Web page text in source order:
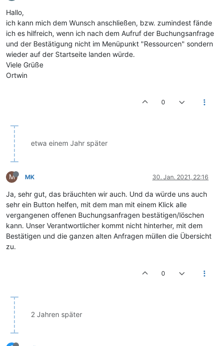
Hallo,
ich kann mich dem Wunsch anschließen, bzw. zumindest fände
ich es hilfreich, wenn ich nach dem Aufruf der Buchungsanfrage
und der Bestätigung nicht im Menüpunkt "Ressourcen" sondern
wieder auf der Startseite landen würde.
Viele Grüße
Ortwin
0
etwa einem Jahr später
M MK 30. Jan. 2021, 22:16
Ja, sehr gut, das bräuchten wir auch. Und da würde uns auch
sehr ein Button helfen, mit dem man mit einem Klick alle
vergangenen offenen Buchungsanfragen bestätigen/löschen
kann. Unser Verantwortlicher kommt nicht hinterher, mit dem
Bestätigen und die ganzen alten Anfragen müllen die Übersicht
zu.
0
2 Jahren später